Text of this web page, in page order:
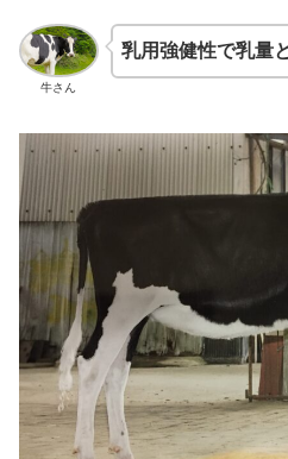
牛さん
乳用強健性で乳量